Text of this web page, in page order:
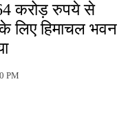
करोड़ रुपये से
लिए हिमाचल भवन
PM